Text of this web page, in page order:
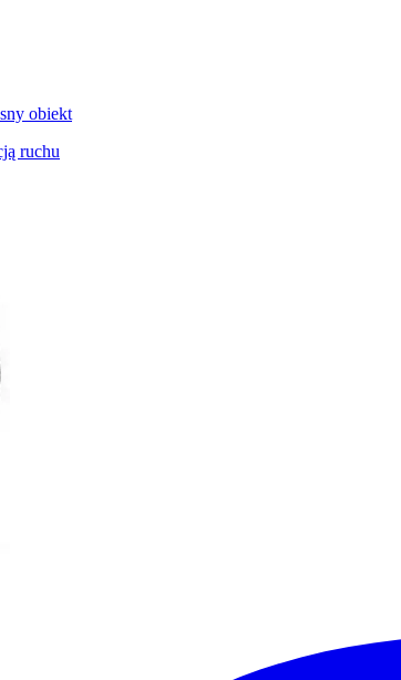
obiekt
ruchu